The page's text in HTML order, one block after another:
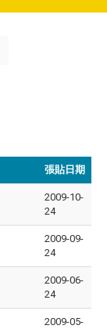
張貼日期
2009-10-
24
2009-09-
24
2009-06-
24
2009-05-